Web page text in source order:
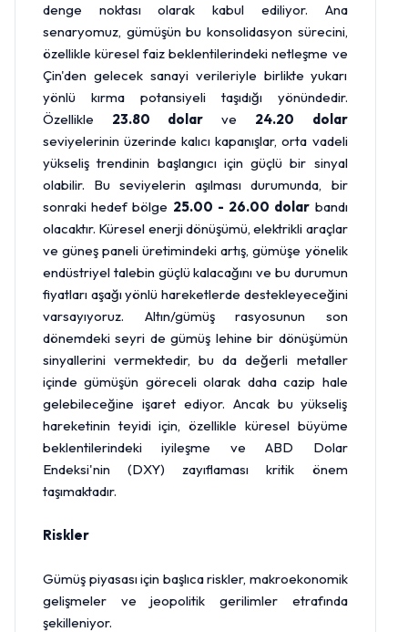
denge noktası olarak kabul ediliyor. Ana
senaryomuz, gümüşün bu konsolidasyon sürecini,
özellikle küresel faiz beklentilerindeki netleşme ve
Çin'den gelecek sanayi verileriyle birlikte yukarı
yönlü kırma potansiyeli taşıdığı yönündedir.
Özellikle 23.80 dolar ve 24.20 dolar
seviyelerinin üzerinde kalıcı kapanışlar, orta vadeli
yükseliş trendinin başlangıcı için güçlü bir sinyal
olabilir. Bu seviyelerin aşılması durumunda, bir
sonraki hedef bölge 25.00 - 26.00 dolar bandı
olacaktır. Küresel enerji dönüşümü, elektrikli araçlar
ve güneş paneli üretimindeki artış, gümüşe yönelik
endüstriyel talebin güçlü kalacağını ve bu durumun
fiyatları aşağı yönlü hareketlerde destekleyeceğini
varsayıyoruz. Altın/gümüş rasyosunun son
dönemdeki seyri de gümüş lehine bir dönüşümün
sinyallerini vermektedir, bu da değerli metaller
içinde gümüşün göreceli olarak daha cazip hale
gelebileceğine işaret ediyor. Ancak bu yükseliş
hareketinin teyidi için, özellikle küresel büyüme
beklentilerindeki iyileşme ve ABD Dolar
Endeksi'nin (DXY) zayıflaması kritik önem
taşımaktadır.
Riskler
Gümüş piyasası için başlıca riskler, makroekonomik
gelişmeler ve jeopolitik gerilimler etrafında
şekilleniyor.